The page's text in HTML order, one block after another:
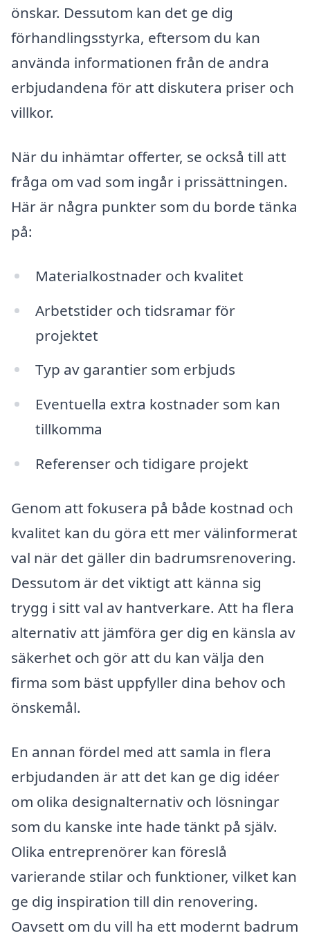
önskar. Dessutom kan det ge dig
förhandlingsstyrka, eftersom du kan
använda informationen från de andra
erbjudandena för att diskutera priser och
villkor.
När du inhämtar offerter, se också till att
fråga om vad som ingår i prissättningen.
Här är några punkter som du borde tänka
på:
Materialkostnader och kvalitet
Arbetstider och tidsramar för
projektet
Typ av garantier som erbjuds
Eventuella extra kostnader som kan
tillkomma
Referenser och tidigare projekt
Genom att fokusera på både kostnad och
kvalitet kan du göra ett mer välinformerat
val när det gäller din badrumsrenovering.
Dessutom är det viktigt att känna sig
trygg i sitt val av hantverkare. Att ha flera
alternativ att jämföra ger dig en känsla av
säkerhet och gör att du kan välja den
firma som bäst uppfyller dina behov och
önskemål.
En annan fördel med att samla in flera
erbjudanden är att det kan ge dig idéer
om olika designalternativ och lösningar
som du kanske inte hade tänkt på själv.
Olika entreprenörer kan föreslå
varierande stilar och funktioner, vilket kan
ge dig inspiration till din renovering.
Oavsett om du vill ha ett modernt badrum